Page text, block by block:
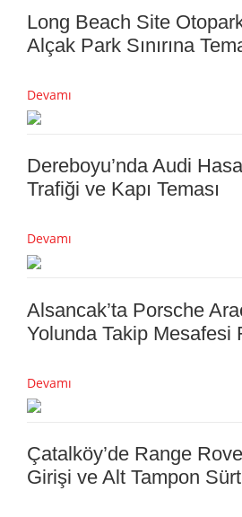
Long Beach Site
Alçak Park Sınırına
Devamı
Dereboyu’nda Audi
Trafiği ve Kapı Teması
Devamı
Alsancak’ta Porsche
Yolunda Takip Mesafesi
Devamı
Çatalköy’de Range
Girişi ve Alt Tampon